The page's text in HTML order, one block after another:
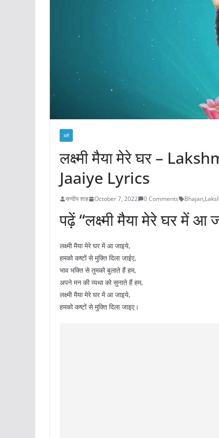
धर्म
लक्ष्मी मैया मेरे घर –
Jaaiye Lyrics
सन्दीप शाह October 7, 2022 0 Comments Bhajan,
पढ़ें “लक्ष्मी मैया मेरे घर में आ
लक्ष्मी मैया मेरे घर में आ जाइये,
हमको कष्टों से मुक्ति दिला जाईए,
भाव भक्ति से तुमको बुलाते हैं हम,
अपने मन की व्यथा को सुनाते हैं हम,
लक्ष्मी मैया मेरे घर में आ जाइये,
हमको कष्टों से मुक्ति दिला जाइए।